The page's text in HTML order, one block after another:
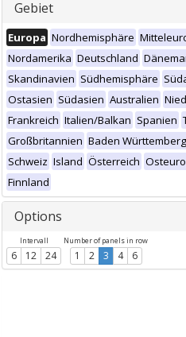
Gebiet
Europa Nordhemisphäre
Nordamerika Deutschland
Skandinavien Südhemisphäre
Ostasien Südasien Australien
Frankreich Italien/Balkan Spanien
Großbritannien Baden Württemberg
Schweiz Island Österreich
Finnland
Options
Intervall
6 12 24
Number of panels in row
1 2 3 4 6